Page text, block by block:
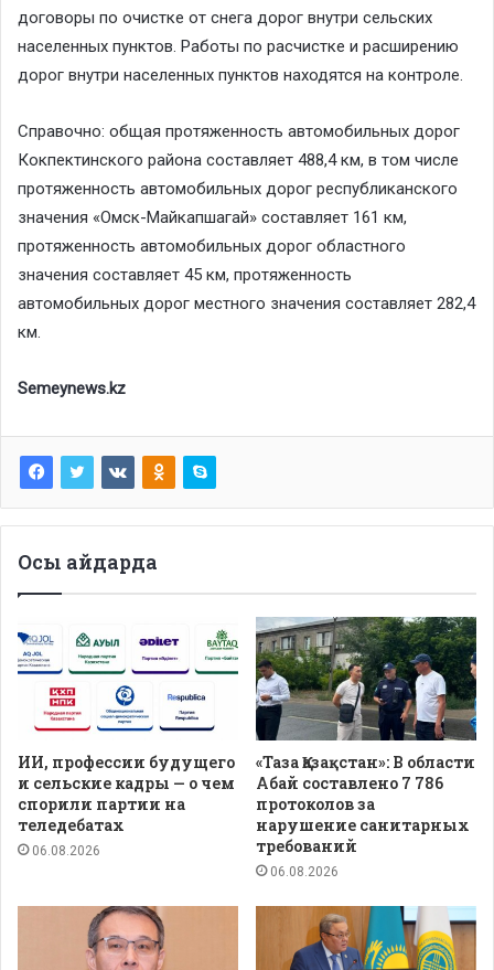
договоры по очистке от снега дорог внутри сельских
населенных пунктов. Работы по расчистке и расширению
дорог внутри населенных пунктов находятся на контроле.
Справочно: общая протяженность автомобильных дорог
Кокпектинского района составляет 488,4 км, в том числе
протяженность автомобильных дорог республиканского
значения «Омск-Майкапшагай» составляет 161 км,
протяженность автомобильных дорог областного
значения составляет 45 км, протяженность
автомобильных дорог местного значения составляет 282,4
км.
Semeynews.kz
Осы айдарда
ИИ, профессии будущего
и сельские кадры — о чем
спорили партии на
теледебатах
06.08.2026
«Таза Қазақстан»: В области
Абай составлено 7 786
протоколов за
нарушение санитарных
требований
06.08.2026